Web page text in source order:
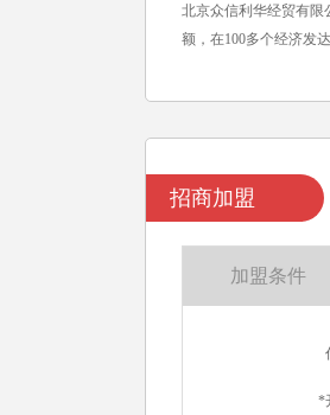
北京众信利华经贸有
额，在100多个经济发
招商加盟
加盟条件
*